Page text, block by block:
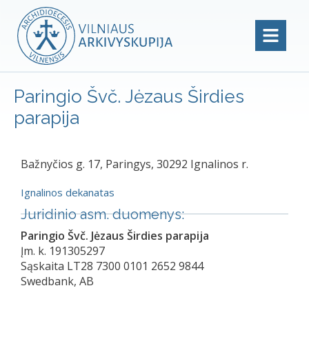
Paringio Švč. Jėzaus Širdies
parapija
Bažnyčios g. 17, Paringys, 30292 Ignalinos r.
Ignalinos dekanatas
Juridinio asm. duomenys:
Paringio Švč. Jėzaus Širdies parapija
Įm. k. 191305297
Sąskaita LT28 7300 0101 2652 9844
Swedbank, AB